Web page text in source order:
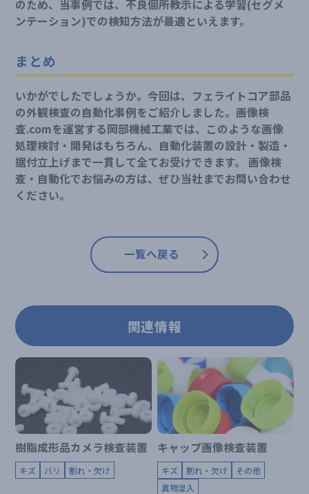
のため、当事例では、不良個所教示による学習(セグメ
ンテーション)での検知方法が最適といえます。
まとめ
いかがでしたでしょうか。今回は、フェライトコア部品
の外観検査の自動化事例をご紹介しました。画像検
査.comを運営する岡部機械工業では、このような画像
処理検討・開発はもちろん、自動化装置の設計・製造・
据付立上げまで一貫して全てお受けできます。 画像検
査・自動化でお悩みの方は、ぜひ当社までお問い合わせ
ください。
一覧へ戻る
関連情報
樹脂成形品カメラ検査装置
キズ バリ 割れ・欠け
キャップ画像検査装置
キズ 割れ・欠け
その他
異物混入